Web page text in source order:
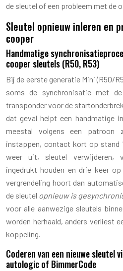
de sleutel of een probleem met de
Sleutel opnieuw inleren en
cooper
Handmatige
cooper sleutels (R50, R53)
Bij de eerste generatie Mini (R50/
soms de synchronisatie met
transponder voor de
dat geval helpt een handmatige
meestal volgens een patroon
instappen, contact kort op stand
weer uit, sleutel verwijderen,
ingedrukt houden en drie keer op
vergrendeling hoort dan
de sleutel opnieuw is
voor alle aanwezige sleutels
worden herhaald, anders verliest
koppeling.
Coderen van een nieuwe sleutel
autologic of BimmerCode